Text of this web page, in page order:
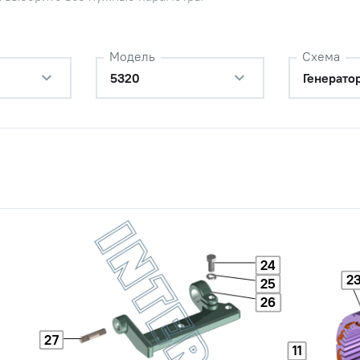
Модель
5320
Схема
11
23
24
25
26
27
консультанту
Наличие
консультанту
Обратитесь к
консультанту
Наличие
Обратитесь к
консультанту